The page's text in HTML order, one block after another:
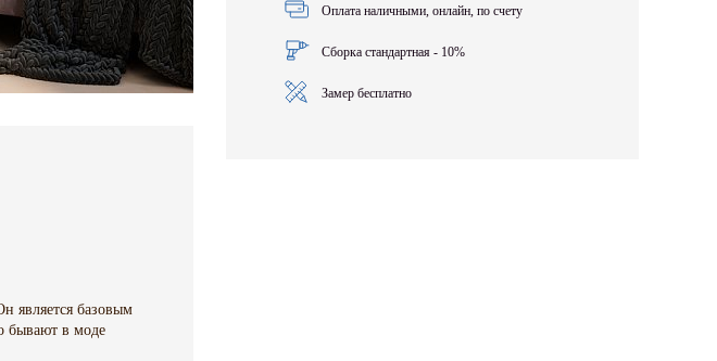
является базовым
бывают в моде
Оплата наличными, онлайн, по счету
Сборка стандартная - 10%
Замер бесплатно